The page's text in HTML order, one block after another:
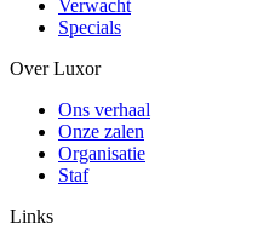
Verwacht
Specials
Over Luxor
Ons verhaal
Onze zalen
Organisatie
Staf
Links